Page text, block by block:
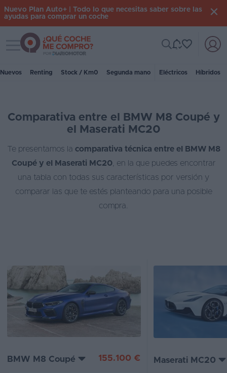
Iniciar
Coches
Renting
Suscripción
Stock
Eléctricos
Híbridos
Ofertas
Asistente
Foro
Nuevo Plan Auto+ | Todo lo que necesitas saber sobre las
ayudas para comprar un coche
Toggle navigation
Nuevos Renting Stock / Km0 Segunda mano Eléctricos Híbridos
Comparativa entre el BMW M8 Coupé y
el Maserati MC20
Te presentamos la comparativa técnica entre el BMW M8
Coupé y el Maserati MC20, en la que puedes encontrar
una tabla con todas sus características por versión y
comparar las que te estés planteando para una posible
compra.
BMW M8 Coupé 155.100 € Maserati MC20